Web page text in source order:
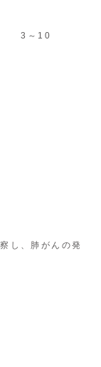
3～10
し、肺がんの発